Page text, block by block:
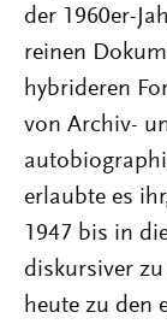
der 1960er-
reinen
hybrideren
von Archiv-
erlaubte es
1947 bis in
diskursiver
heute zu den